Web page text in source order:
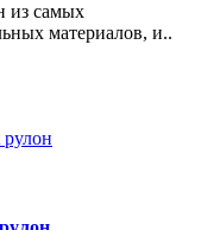
из самых
материалов, и..